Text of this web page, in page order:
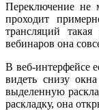
Переключение не
проходит
трансляций
вебинаров она
В веб-интерфейсе
видеть снизу
выделенную
раскладку, она